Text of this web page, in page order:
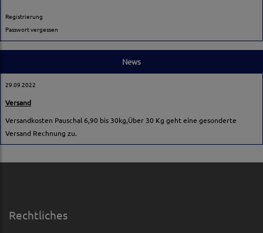
Registrierung
Passwort vergessen
News
29.09.2022
Versand
Versandkosten Pauschal 6,90 bis 30kg,Über 30 Kg geht eine gesonderte
Versand Rechnung zu.
Rechtliches